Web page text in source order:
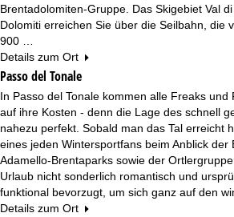
Brentadolomiten-Gruppe. Das Skigebiet Val
Dolomiti erreichen Sie über die Seilbahn, die
900 …
Details zum Ort
Passo del Tonale
In Passo del Tonale kommen alle Freaks und
auf ihre Kosten - denn die Lage des schnell
nahezu perfekt. Sobald man das Tal erreicht
eines jeden Wintersportfans beim Anblick der
Adamello-Brentaparks sowie der
Urlaub nicht sonderlich romantisch und
funktional bevorzugt, um sich ganz auf den
Details zum Ort